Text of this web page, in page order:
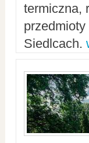
termiczna,
Siedlcach.